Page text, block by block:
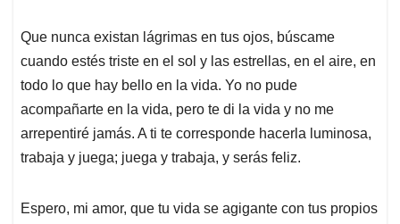
Que nunca existan lágrimas en tus ojos, búscame
cuando estés triste en el sol y las estrellas, en el aire, en
todo lo que hay bello en la vida. Yo no pude
acompañarte en la vida, pero te di la vida y no me
arrepentiré jamás. A ti te corresponde hacerla luminosa,
trabaja y juega; juega y trabaja, y serás feliz.
Espero, mi amor, que tu vida se agigante con tus propios